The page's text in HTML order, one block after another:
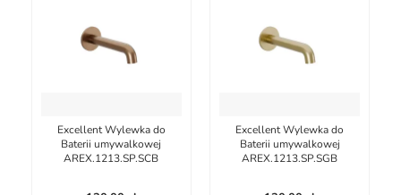
Excellent Wylewka do
Baterii umywalkowej
AREX.1213.SP.SCB
Excellent Wylewka do
Baterii umywalkowej
AREX.1213.SP.SGB